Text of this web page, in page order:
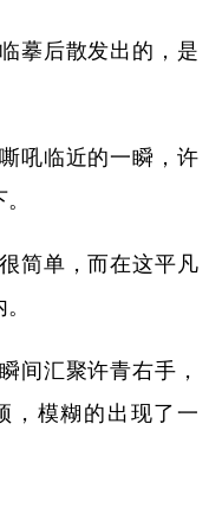
摹后散发出的，是
吼临近的一瞬，许
简单，而在这平凡
间汇聚许青右手，
，模糊的出现了一